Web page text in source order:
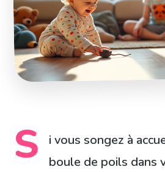
S
i vous songez à
boule de poils dans